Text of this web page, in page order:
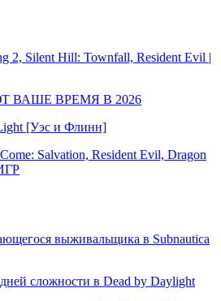
2, Silent Hill: Townfall, Resident Evil |
ВАШЕ ВРЕМЯ В 2026
[Уэс и Флинн]
Salvation, Resident Evil, Dragon
выживальщика в Subnautica
сложности в Dead by Daylight